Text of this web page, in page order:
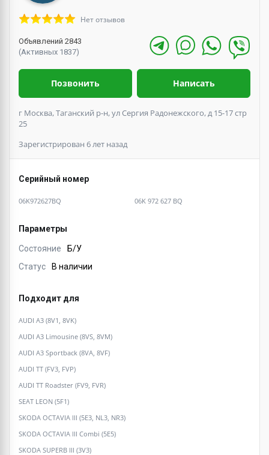
Нет отзывов
Объявлений 2843
(Активных 1837)
Позвонить Написать
г Москва, Таганский р-н, ул Сергия Радонежского, д 15-17 стр
25
Зарегистрирован 6 лет назад
Серийный номер
06K972627BQ 06K 972 627 BQ
Параметры
Состояние
Б/У
Статус
В наличии
Подходит для
AUDI A3 (8V1, 8VK)
AUDI A3 Limousine (8VS, 8VM)
AUDI A3 Sportback (8VA, 8VF)
AUDI TT (FV3, FVP)
AUDI TT Roadster (FV9, FVR)
SEAT LEON (5F1)
SKODA OCTAVIA III (5E3, NL3, NR3)
SKODA OCTAVIA III Combi (5E5)
SKODA SUPERB III (3V3)